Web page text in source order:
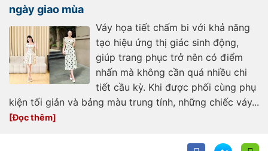
ngày giao mùa
Váy họa tiết chấm bi với khả năng
tạo hiệu ứng thị giác sinh động,
giúp trang phục trở nên có điểm
nhấn mà không cần quá nhiều chi
tiết cầu kỳ. Khi được phối cùng phụ
kiện tối giản và bảng màu trung tính, những chiếc váy...